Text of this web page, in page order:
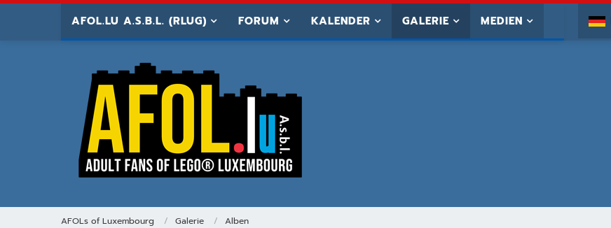
AFOL.LU A.S.B.L. (RLUG) FORUM KALENDER GALERIE MEDIEN
AFOLs of Luxembourg Galerie Alben